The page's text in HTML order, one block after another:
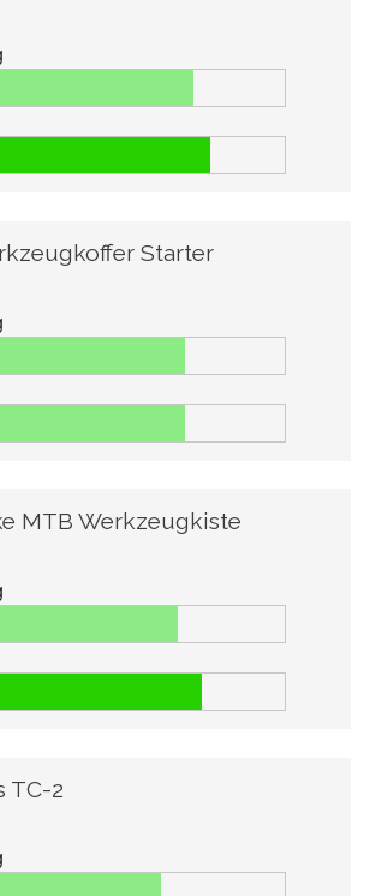
Starter
MTB Werkzeugkiste
TC-2